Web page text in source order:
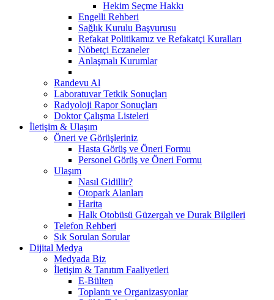
Hekim Seçme Hakkı
Engelli Rehberi
Sağlık Kurulu Başvurusu
Refakat Politikamız ve Refakatçi Kuralları
Nöbetçi Eczaneler
Anlaşmalı Kurumlar
Randevu Al
Laboratuvar Tetkik Sonuçları
Radyoloji Rapor Sonuçları
Doktor Çalışma Listeleri
İletişim & Ulaşım
Öneri ve Görüşleriniz
Hasta Görüş ve Öneri Formu
Personel Görüş ve Öneri Formu
Ulaşım
Nasıl Gidillir?
Otopark Alanları
Harita
Halk Otobüsü Güzergah ve Durak Bilgileri
Telefon Rehberi
Sık Sorulan Sorular
Dijital Medya
Medyada Biz
İletişim & Tanıtım Faaliyetleri
E-Bülten
Toplantı ve Organizasyonlar